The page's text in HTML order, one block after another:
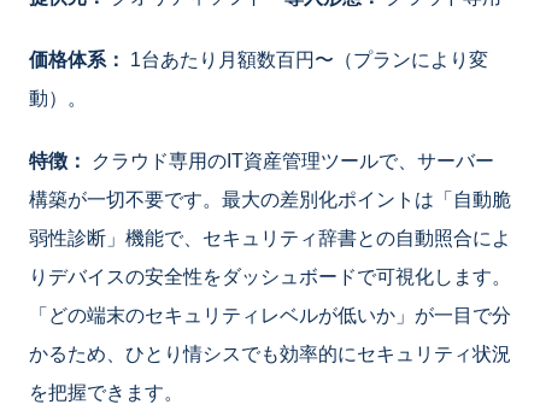
価格体系：
1台あたり月額数百円〜（プランにより変
動）。
特徴：
クラウド専用のIT資産管理ツールで、サーバー
構築が一切不要です。最大の差別化ポイントは「自動脆
弱性診断」機能で、セキュリティ辞書との自動照合によ
りデバイスの安全性をダッシュボードで可視化します。
「どの端末のセキュリティレベルが低いか」が一目で分
かるため、ひとり情シスでも効率的にセキュリティ状況
を把握できます。